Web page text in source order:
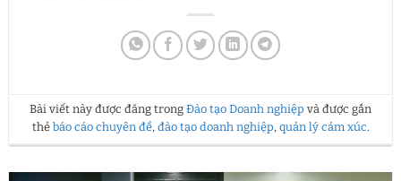
Bài viết này được đăng trong Đào tạo Doanh nghiệp và được gắn
thẻ báo cáo chuyên đề, đào tạo doanh nghiệp, quản lý cảm xúc.